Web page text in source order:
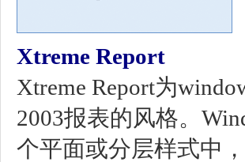
Xtreme Report
Xtreme Report为
2003报表的风格。
个平面或分层样式中